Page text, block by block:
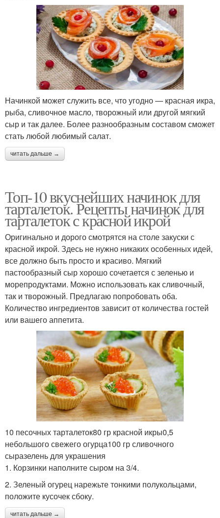
Начинкой может служить все, что угодно — красная икра,
рыба, сливочное масло, творожный или другой мягкий
сыр и так далее. Более разнообразным составом сможет
стать любой любимый салат.
читать дальше →
Топ-10 вкуснейших начинок для
тарталеток. Рецепты начинок для
тарталеток с красной икрой
Оригинально и дорого смотрятся на столе закуски с
красной икрой. Здесь не нужно никаких особенных идей,
все должно быть просто и красиво. Мягкий
пастообразный сыр хорошо сочетается с зеленью и
морепродуктами. Можно использовать как сливочный,
так и творожный. Предлагаю попробовать оба.
Количество ингредиентов зависит от количества гостей
или вашего аппетита.
10 песочных тарталеток80 гр красной икры0,5
небольшого свежего огурца100 гр сливочного
сыразелень для украшения
1. Корзинки наполните сыром на 3/4.
2. Зеленый огурец нарежьте тонкими полукольцами,
положите кусочек сбоку.
читать дальше →